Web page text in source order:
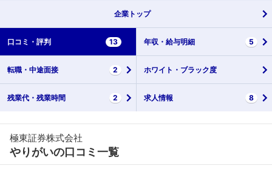
企業 トップ
口コミ・ 評判 13 年収・ 給与明細 5
転職・ 中途面接 2 ホワイト・ ブラック度
残業代・ 残業時間 2 求人情報 8
極東証券株式会社
やりがいの口コミ一覧